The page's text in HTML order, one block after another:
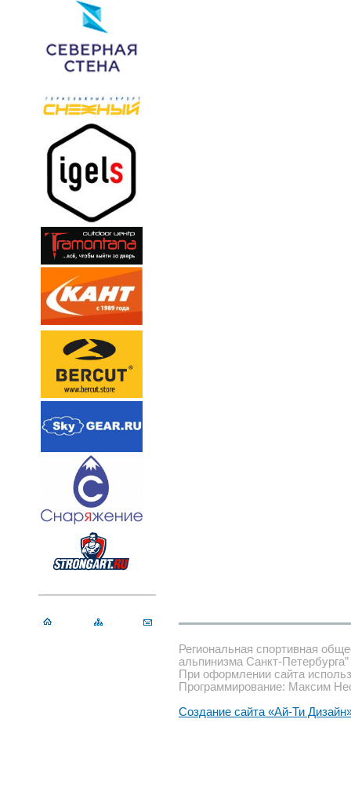
Региональная спортивная
альпинизма Санкт-Петербурга”
При оформлении сайта
Программирование: Максим
Создание сайта «Ай-Ти